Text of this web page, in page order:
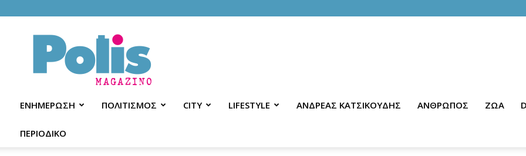
Polis
Magazino
ΕΝΗΜΕΡΩΣΗ ΠΟΛΙΤΙΣΜΟΣ CITY LIFESTYLE ΑΝΔΡΕΑΣ ΚΑΤΣΙΚΟΥΔΗΣ ΑΝΘΡΩΠΟΣ ΖΩΑ
ΠΕΡΙΟΔΙΚΟ